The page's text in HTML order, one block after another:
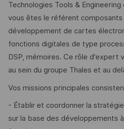
Technologies Tools & Engineering
vous êtes le référent
développement de cartes
fonctions digitales de type
DSP, mémoires. Ce rôle d'expert
au sein du groupe Thales et au
Vos missions principales
- Établir et coordonner la
sur la base des développements